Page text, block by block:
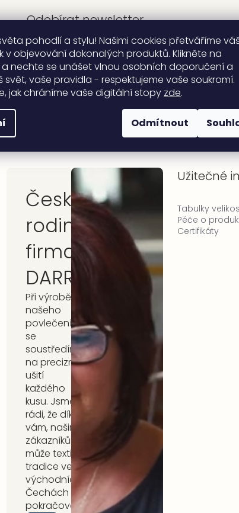
pohodlí a stylu! Našimi cookies přetváříme
v objevování dokonalých produktů. Klikněte na
a nechte se unášet vlnou osobních doporučení a
svět, vaše pravidla - respektujeme vaše soukromí.
jak chráníme vaše digitální stopy zde.
Odmítnout
Odebírat newsletter
údajů
Česká
rodinná
firma
DARRÉ
Při výrobě
našeho
povlečení
se
soustředíme
na precizní
ušití
každého
kusu. Jsme
rádi, že díky
vám, našim
zákazníkům,
může textilní
tradice ve
východních
Čechách
pokračovat.
Užitečné
Tabulky
Péče o
Certifikáty